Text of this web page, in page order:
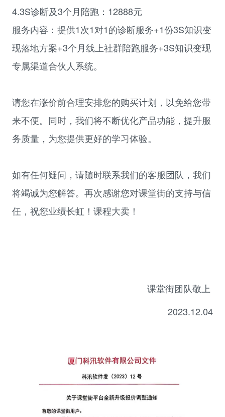
4.3S诊断及3个月陪跑：12888元
服务内容：提供1次1对1的诊断服务+1份3S知识变
现落地方案+3个月线上社群陪跑服务+3S知识变现
专属渠道合伙人系统。
请您在涨价前合理安排您的购买计划，以免给您带
来不便。同时，我们将不断优化产品功能，提升服
务质量，为您提供更好的学习体验。
如有任何疑问，请随时联系我们的客服团队，我们
将竭诚为您解答。再次感谢您对课堂街的支持与信
任，祝您业绩长虹！课程大卖！
课堂街团队敬上
2023.12.04